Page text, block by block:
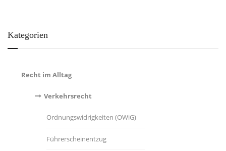
Kategorien
Recht im Alltag
Verkehrsrecht
Ordnungswidrigkeiten (OWiG)
Führerscheinentzug